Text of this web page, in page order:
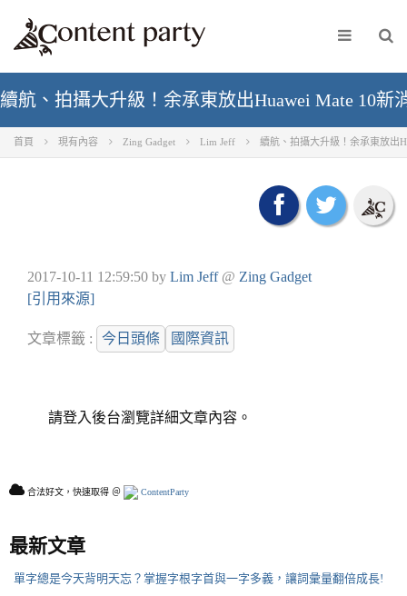
續航、拍攝大升級！余承東放出Huawei Mate 10新
首頁 現有內容 Zing Gadget Lim Jeff 續航、拍攝大升級！余承東放出
2017-10-11 12:59:50 by Lim Jeff@ Zing Gadget
[引用來源]
文章標籤 : 今日頭條 國際資訊
請登入後台瀏覽詳細文章內容。
合法好文，快速取得 ＠ ContentParty
最新文章
單字總是今天背明天忘？掌握字根字首與一字多義，讓詞彙量翻倍成長!